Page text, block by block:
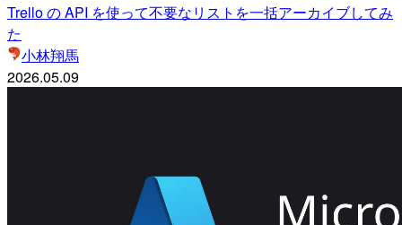
Trello の API を使って不要なリストを一括アーカイブしてみ
た
小林翔馬
2026.05.09